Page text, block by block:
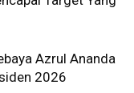
Azrul Ananda
2026